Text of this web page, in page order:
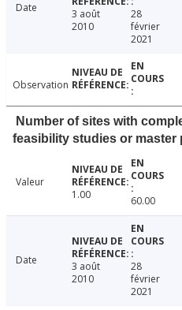
Date
3 août
2010
28
février
2021
Observation
Number of sites with
feasibility studies or master
Valeur
1.00
60.00
Date
3 août
2010
28
février
2021